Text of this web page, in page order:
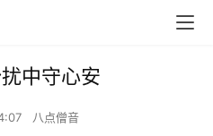
中守心安
八点僧音